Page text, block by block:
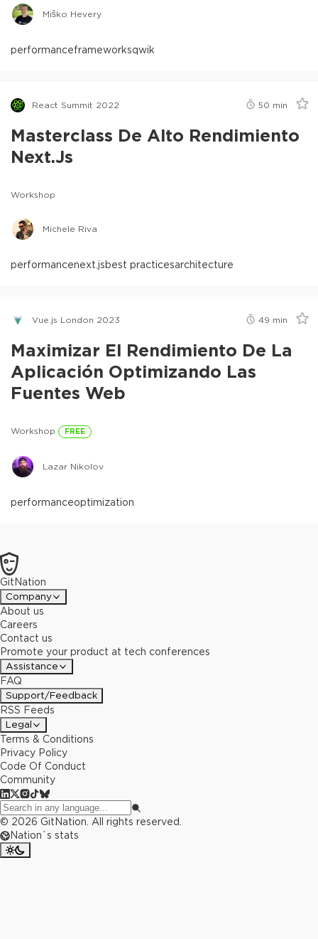
Miško Hevery
performanceframeworksqwik
React Summit 2022 50 min
Masterclass De Alto Rendimiento
Next.js
Workshop
Michele Riva
performancenext.jsbest practicesarchitecture
Vue.js London 2023 49 min
Maximizar El Rendimiento De La
Aplicación Optimizando Las
Fuentes Web
Workshop FREE
Lazar Nikolov
performanceoptimization
GitNation
Company
About us
Careers
Contact us
Promote your product at tech conferences
Assistance
FAQ
Support/Feedback
RSS Feeds
Legal
Terms & Conditions
Privacy Policy
Code Of Conduct
Community
© 2026 GitNation. All rights reserved.
Nation`s stats